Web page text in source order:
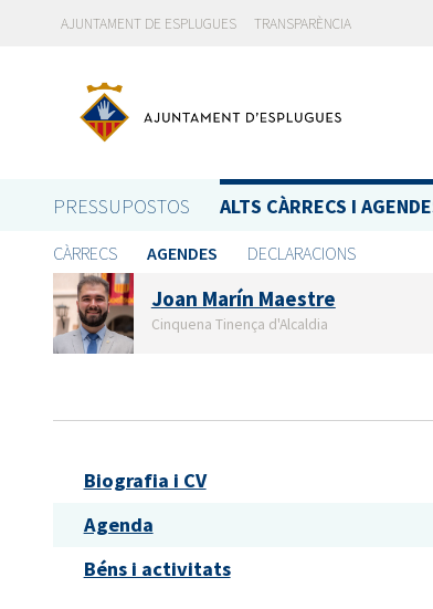
AJUNTAMENT DE ESPLUGUES TRANSPARÈNCIA
PRESSUPOSTOS ALTS CÀRRECS I
CÀRRECS AGENDES DECLARACIONS
Joan Marín Maestre
Cinquena Tinença d'Alcaldia
Biografia i CV
Agenda
Béns i activitats